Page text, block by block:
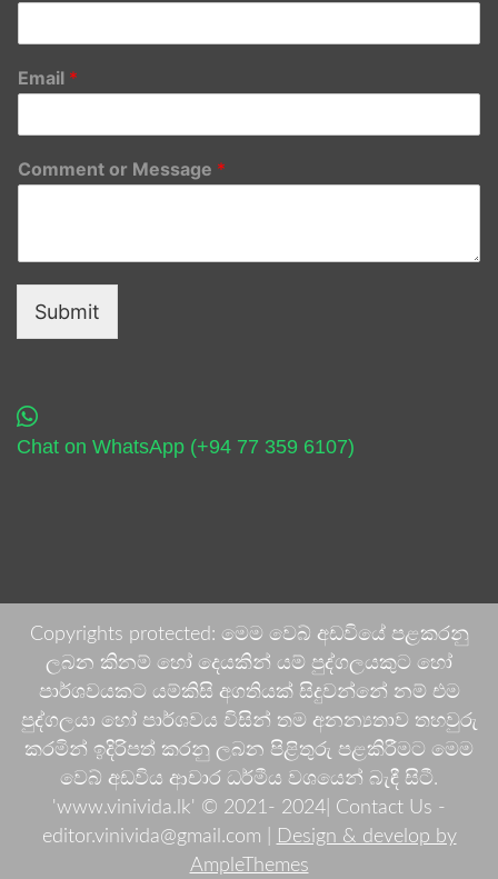
Email *
Comment or Message *
Submit
Chat on WhatsApp (+94 77 359 6107)
Copyrights protected: මෙම වෙබ් අඩවියේ පළකරනු
ලබන කිනම් හෝ දෙයකින් යම් පුද්ගලයකුට හෝ
පාර්ශවයකට යම්කිසි අගතියක් සිදුවන්නේ නම් එම
පුද්ගලයා හෝ පාර්ශවය විසින් තම අනන්‍යතාව තහවුරු
කරමින් ඉදිරිපත් කරනු ලබන පිළිතුරු පළකිරීමට මෙම
වෙබ් අඩවිය ආචාර ධර්මීය වශයෙන් බැඳී සිටී.
'www.vinivida.lk' © 2021- 2024| Contact Us -
editor.vinivida@gmail.com |
Design & develop by
AmpleThemes